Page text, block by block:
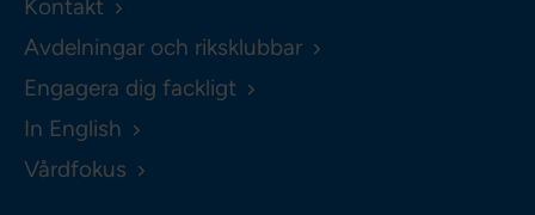
Kontakt
Avdelningar och riksklubbar
Engagera dig fackligt
In English
Vårdfokus